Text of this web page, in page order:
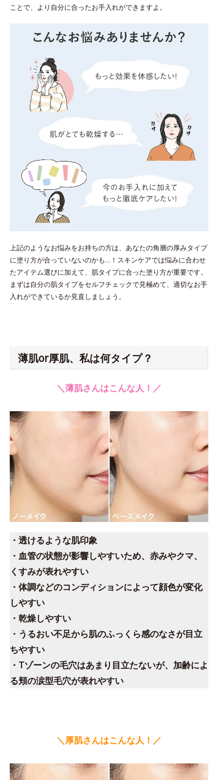
ことで、より自分に合ったお手入れができますよ。
上記のようなお悩みをお持ちの方は、あなたの角層の厚みタイプ
に塗り方が合っていないのかも…！スキンケアでは悩みに合わせ
たアイテム選びに加えて、肌タイプに合った塗り方が重要です。
まずは自分の肌タイプをセルフチェックで見極めて、適切なお手
入れができているか見直しましょう。
薄肌or厚肌、私は何タイプ？
＼薄肌さんはこんな人！／
・透けるような肌印象
・血管の状態が影響しやすいため、赤みやクマ、
くすみが表れやすい
・体調などのコンディションによって顔色が変化
しやすい
・乾燥しやすい
・うるおい不足から肌のふっくら感のなさが目立
ちやすい
・Tゾーンの毛穴はあまり目立たないが、加齢によ
る頬の涙型毛穴が表れやすい
＼厚肌さんはこんな人！／